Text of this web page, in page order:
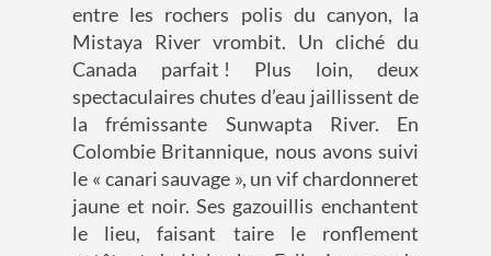
entre les rochers polis du canyon, la
Mistaya River vrombit. Un cliché du
Canada parfait ! Plus loin, deux
spectaculaires chutes d’eau jaillissent de
la frémissante Sunwapta River. En
Colombie Britannique, nous avons suivi
le « canari sauvage », un vif chardonneret
jaune et noir. Ses gazouillis enchantent
le lieu, faisant taire le ronflement